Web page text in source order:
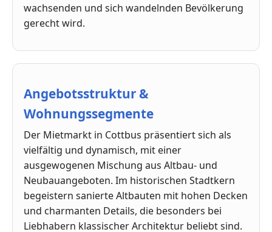
wachsenden und sich wandelnden Bevölkerung
gerecht wird.
Angebotsstruktur &
Wohnungssegmente
Der Mietmarkt in Cottbus präsentiert sich als
vielfältig und dynamisch, mit einer
ausgewogenen Mischung aus Altbau- und
Neubauangeboten. Im historischen Stadtkern
begeistern sanierte Altbauten mit hohen Decken
und charmanten Details, die besonders bei
Liebhabern klassischer Architektur beliebt sind.